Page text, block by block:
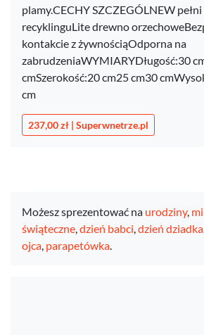
plamy.CECHY SZCZEGÓLNEW
recyklinguLite drewno
kontakcie z żywnościąOdporna na
zabrudzeniaWYMIARYDługość:30
cmSzerokość:20 cm25 cm30
cm
237,00 zł | Superwnetrze.pl
Możesz sprezentować na urodziny,
świąteczne,dzień babci,dzień dziadka
ojca, parapetówka.